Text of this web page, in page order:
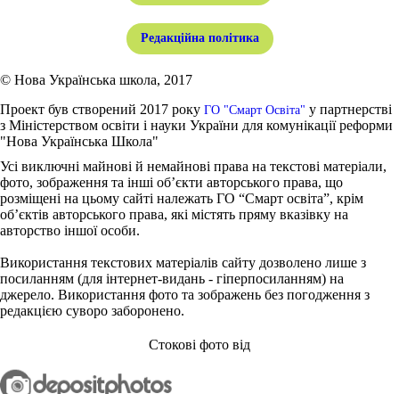
Редакційна політика
© Нова Українська школа, 2017
Проект був створений 2017 року ГО "Смарт Освіта" у партнерстві
з Міністерством освіти і науки України для комунікації реформи
"Нова Українська Школа"
Усі виключні майнові й немайнові права на текстові матеріали,
фото, зображення та інші об’єкти авторського права, що
розміщені на цьому сайті належать ГО “Смарт освіта”, крім
об’єктів авторського права, які містять пряму вказівку на
авторство іншої особи.
Використання текстових матеріалів сайту дозволено лише з
посиланням (для інтернет-видань - гіперпосиланням) на
джерело. Використання фото та зображень без погодження з
редакцією суворо заборонено.
Стокові фото від